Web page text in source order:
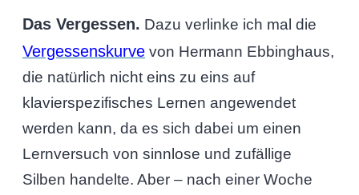
Das Vergessen. Dazu verlinke ich mal die
Vergessenskurvevon Hermann Ebbinghaus,
die natürlich nicht eins zu eins auf
klavierspezifisches Lernen angewendet
werden kann, da es sich dabei um einen
Lernversuch von sinnlose und zufällige
Silben handelte. Aber – nach einer Woche